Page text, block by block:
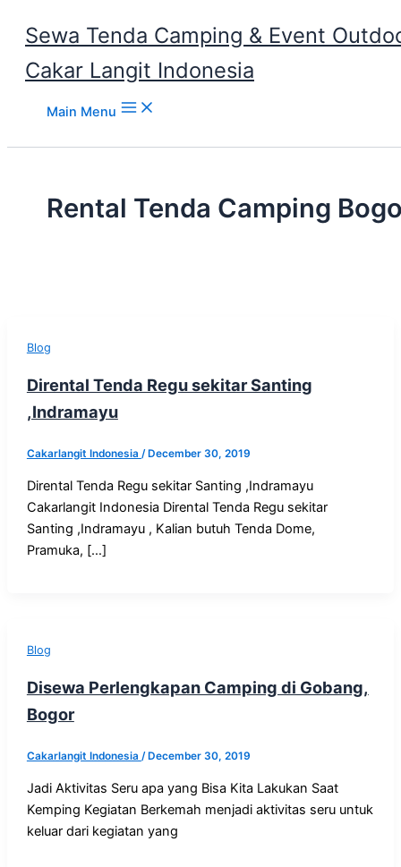
Sewa Tenda Camping & Event
Cakar Langit Indonesia
Main Menu
Rental Tenda Camping
Blog
Dirental Tenda Regu sekitar Santing
,Indramayu
Cakarlangit Indonesia / December 30, 2019
Dirental Tenda Regu sekitar Santing ,Indramayu
Cakarlangit Indonesia Dirental Tenda Regu sekitar
Santing ,Indramayu , Kalian butuh Tenda Dome,
Pramuka, […]
Blog
Disewa Perlengkapan Camping di Gobang,
Bogor
Cakarlangit Indonesia / December 30, 2019
Jadi Aktivitas Seru apa yang Bisa Kita Lakukan Saat
Kemping Kegiatan Berkemah menjadi aktivitas seru untuk
keluar dari kegiatan yang